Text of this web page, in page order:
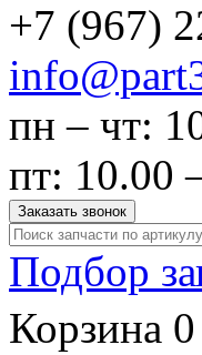
+7 (967)
пн – чт:
пт: 10.00
Заказать звонок
Подбор
Корзина